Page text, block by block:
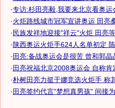
·专访:杉田亮毅,我要来北京看奥运
·火炬路线城市冠军宣讲奥运 田亮
· 民族发祥地迎接"祥云"火炬 田亮
· 陕西奥运火炬手624人名单初定
· 田亮:备战奥运会是很苦 曾和郭晶
· 田亮祝福北京2008奥运会 自称肯
·朴树田亮力挺于娜竞选火炬手 称
· 田亮签约代言"梦想真男孩" 间接